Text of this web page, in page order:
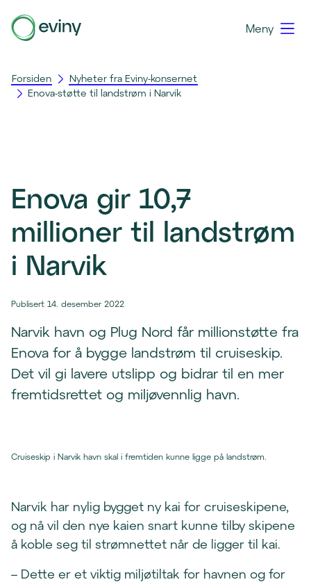
Meny
Forsiden
Nyheter fra Eviny-konsernet
Enova-støtte til landstrøm i Narvik
Enova gir 10,7
millioner til landstrøm
i Narvik
Publisert 14. desember 2022
Narvik havn og Plug Nord får millionstøtte fra
Enova for å bygge landstrøm til cruiseskip.
Det vil gi lavere utslipp og bidrar til en mer
fremtidsrettet og miljøvennlig havn.
Cruiseskip i Narvik havn skal i fremtiden kunne ligge på landstrøm.
Narvik har nylig bygget ny kai for cruiseskipene,
og nå vil den nye kaien snart kunne tilby skipene
å koble seg til strømnettet når de ligger til kai.
– Dette er et viktig miljøtiltak for havnen og for